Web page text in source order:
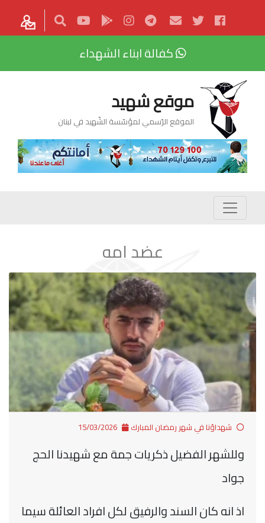
كفالة ابناء الشهداء
موقع شهيد
الموقع الرّسمي لمؤسّسة الشّهيد في لبنان
عضد امه
شهداؤنا في شهر رمضان المبارك
وللشهر الفضيل ذكريات جمة مع شهيدنا الحج
جواد
اذ انه كان السند والرفيق لكل افراد العائلة سيما